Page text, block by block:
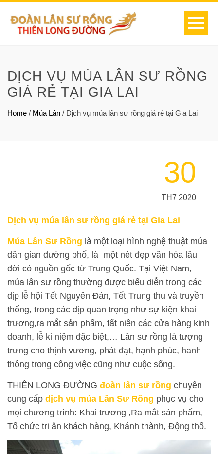
DỊCH VỤ MÚA LÂN SƯ RỒNG
GIÁ RẺ TẠI GIA LAI
Home / Múa Lân / Dịch vụ múa lân sư rồng giá rẻ tại Gia Lai
30
TH7 2020
Dịch vụ múa lân sư rồng giá rẻ tại Gia Lai
Múa Lân Sư Rồng là một loại hình nghệ thuật múa
dân gian đường phố, là một nét đẹp văn hóa lâu
đời có nguồn gốc từ Trung Quốc. Tại Việt Nam,
múa lân sư rồng thường được biểu diễn trong các
dịp lễ hội Tết Nguyên Đán, Tết Trung thu và truyền
thống, trong các dịp quan trọng như sự kiện khai
trương,ra mắt sản phẩm, tất niên các cửa hàng kinh
doanh, lễ kỉ niệm đặc biệt,… Lân sư rồng là tượng
trưng cho thịnh vương, phát đạt, hạnh phúc, hanh
thông trong công việc cũng như cuộc sống.
THIÊN LONG ĐƯỜNG đoàn lân sư rồng chuyên
cung cấp dịch vụ múa Lân Sư Rồng phục vụ cho
mọi chương trình: Khai trương ,Ra mắt sản phẩm,
Tổ chức tri ân khách hàng, Khánh thành, Động thổ.